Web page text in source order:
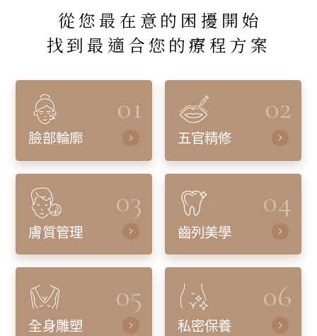
從您最在意的困擾開始
找到最適合您的療程方案
01
臉部輪廓
02
五官精修
03
膚質管理
04
齒列美學
05
全身雕塑
06
私密保養